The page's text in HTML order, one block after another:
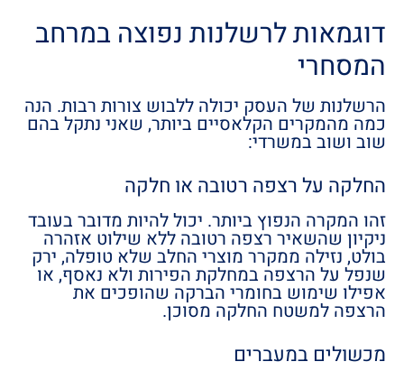
דוגמאות לרשלנות נפוצה במרחב
המסחרי
הרשלנות של העסק יכולה ללבוש צורות רבות. הנה
כמה מהמקרים הקלאסיים ביותר, שאני נתקל בהם
שוב ושוב במשרדי:
החלקה על רצפה רטובה או חלקה
זהו המקרה הנפוץ ביותר. יכול להיות מדובר בעובד
ניקיון שהשאיר רצפה רטובה ללא שילוט אזהרה
בולט, נזילה ממקרר מוצרי החלב שלא טופלה, ירק
שנפל על הרצפה במחלקת הפירות ולא נאסף, או
אפילו שימוש בחומרי הברקה שהופכים את
הרצפה למשטח החלקה מסוכן.
מכשולים במעברים